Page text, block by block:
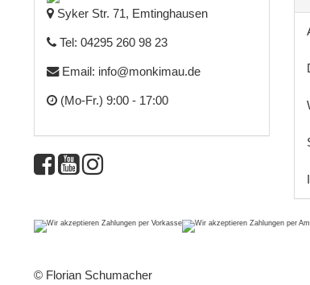
Syker Str. 71, Emtinghausen
Tel: 04295 260 98 23
Email: info@monkimau.de
(Mo-Fr.) 9:00 - 17:00
© Florian Schumacher